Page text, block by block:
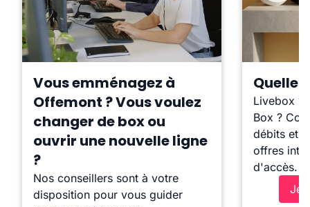
Vous emménagez à
Offemont ? Vous voulez
changer de box ou
ouvrir une nouvelle ligne
?
Nos conseillers sont à votre
disposition pour vous guider
Quelle
Livebox ?
Box ?
débits et
offres
d'accès.
Je